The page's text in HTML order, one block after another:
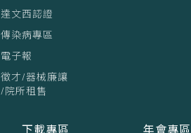
達文西認證
傳染病專區
電子報
徵才/器械廉讓
/院所租售
下載專區 年會專區